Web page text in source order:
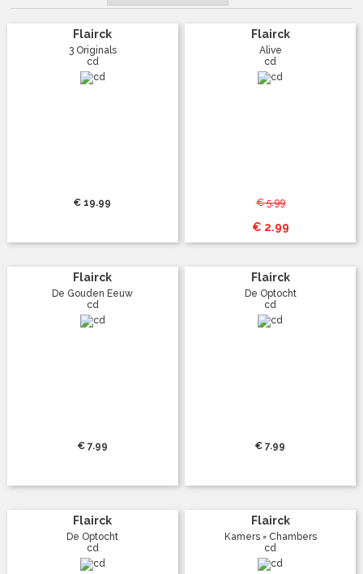
Flairck
3 Originals
cd
€ 19.99
Flairck
Alive
cd
€ 5.99
€ 2.99
Flairck
De Gouden Eeuw
cd
€ 7.99
Flairck
De Optocht
cd
€ 7.99
Flairck
De Optocht
cd
Flairck
Kamers = Chambers
cd